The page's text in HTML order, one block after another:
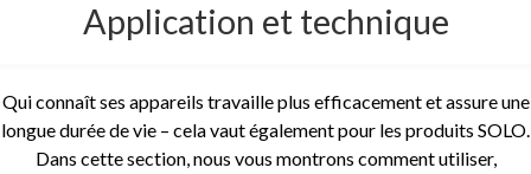
Application et technique
Qui connaît ses appareils travaille plus efficacement et assure une
longue durée de vie – cela vaut également pour les produits SOLO.
Dans cette section, nous vous montrons comment utiliser,